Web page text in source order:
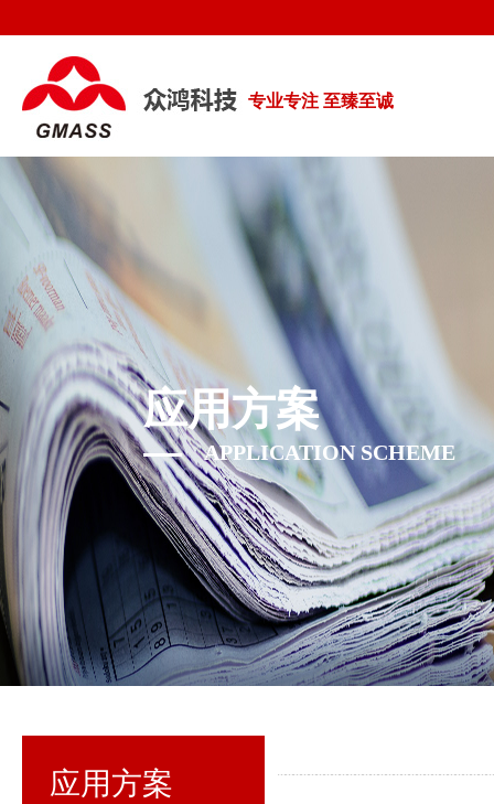
专业专注 至臻至诚
应用方案
APPLICATION SCHEME
应用方案